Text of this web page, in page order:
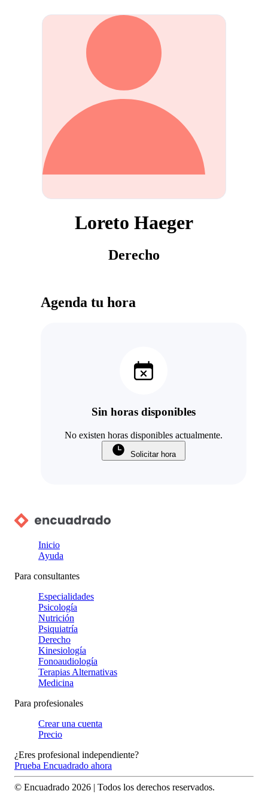
Loreto Haeger
Derecho
Agenda tu hora
Sin horas disponibles
No existen horas disponibles actualmente.
Solicitar hora
Inicio
Ayuda
Para consultantes
Especialidades
Psicología
Nutrición
Psiquiatría
Derecho
Kinesiología
Fonoaudiología
Terapias Alternativas
Medicina
Para profesionales
Crear una cuenta
Precio
¿Eres profesional independiente?
Prueba Encuadrado ahora
© Encuadrado 2026 | Todos los derechos reservados.